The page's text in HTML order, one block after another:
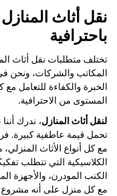
نقل أثاث
باحترافية
تختلف متطلبات نقل أثاث
المكاتب والشركات، ونحن
الخبرة والكفاءة للتعامل مع
المستوى من الاحترافية.
لنقل أثاث المنازل، ندرك
تحمل قيمة عاطفية كبيرة.
مع كل أنواع الأثاث
الكلاسيكية التي تتطلب
الكنب المودرن، والأجهزة
مع كل منزل على أنه